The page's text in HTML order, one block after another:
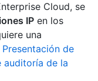
Cloud, se
IP en los
una
Presentación de
auditoría de la